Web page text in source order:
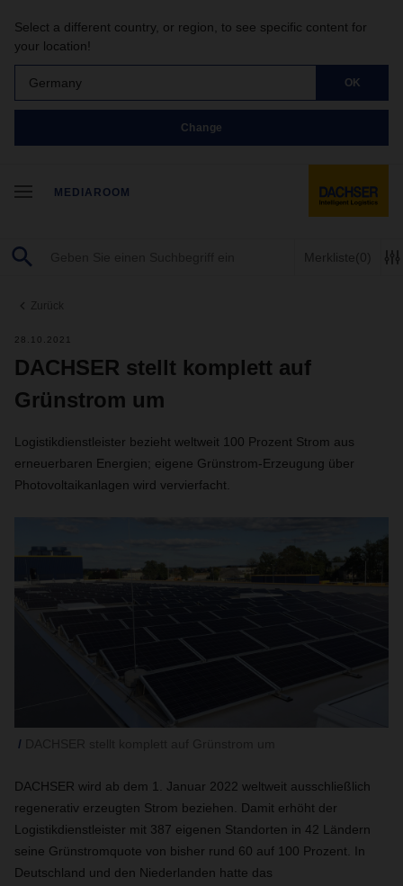
Select a different country, or region, to see specific content for
your location!
Germany OK
Change
MEDIAROOM
Merkliste(0)
Zurück
28.10.2021
DACHSER stellt komplett auf
Grünstrom um
Logistikdienstleister bezieht weltweit 100 Prozent Strom aus
erneuerbaren Energien; eigene Grünstrom-Erzeugung über
Photovoltaikanlagen wird vervierfacht.
DACHSER wird ab dem 1. Januar 2022 weltweit ausschließlich
regenerativ erzeugten Strom beziehen. Damit erhöht der
Logistikdienstleister mit 387 eigenen Standorten in 42 Ländern
seine Grünstromquote von bisher rund 60 auf 100 Prozent. In
Deutschland und den Niederlanden hatte das